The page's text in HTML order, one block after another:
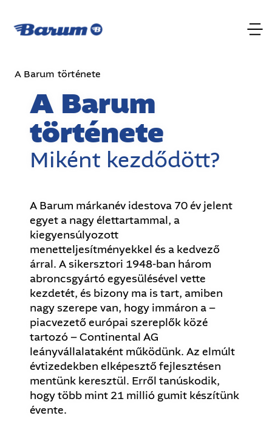
A Barum története
A Barum
története
Miként kezdődött?
A Barum márkanév idestova 70 év jelent
egyet a nagy élettartammal, a
kiegyensúlyozott
menetteljesítményekkel és a kedvező
árral. A sikersztori 1948-ban három
abroncsgyártó egyesülésével vette
kezdetét, és bizony ma is tart, amiben
nagy szerepe van, hogy immáron a –
piacvezető európai szereplők közé
tartozó – Continental AG
leányvállalataként működünk. Az elmúlt
évtizedekben elképesztő fejlesztésen
mentünk keresztül. Erről tanúskodik,
hogy több mint 21 millió gumit készítünk
évente.